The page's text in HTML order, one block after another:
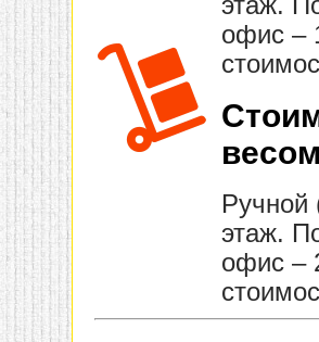
офис –
Ручной
этаж.
офис –